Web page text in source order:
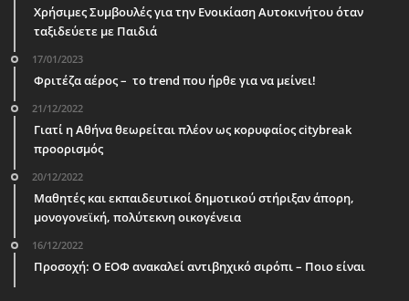
Χρήσιμες Συμβουλές για την Ενοικίαση Αυτοκινήτου όταν
ταξιδεύετε με Παιδιά
17/01/2023
Φριτέζα αέρος – το trend που ήρθε για να μείνει!
21/12/2022
Γιατί η Αθήνα θεωρείται πλέον ως κορυφαίος citybreak
προορισμός
20/12/2022
Μαθητές και εκπαιδευτικοί δημοτικού στήριξαν άπορη,
μονογονεϊκή, πολύτεκνη οικογένεια
16/12/2022
Προσοχή: Ο ΕΟΦ ανακαλεί αντιβηχικό σιρόπι – Ποιο είναι